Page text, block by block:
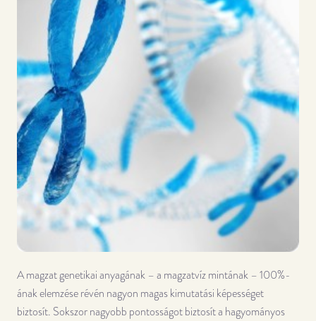
A magzat genetikai anyagának – a magzatvíz mintának – 100%-
ának elemzése révén nagyon magas kimutatási képességet
biztosít. Sokszor nagyobb pontosságot biztosít a hagyományos